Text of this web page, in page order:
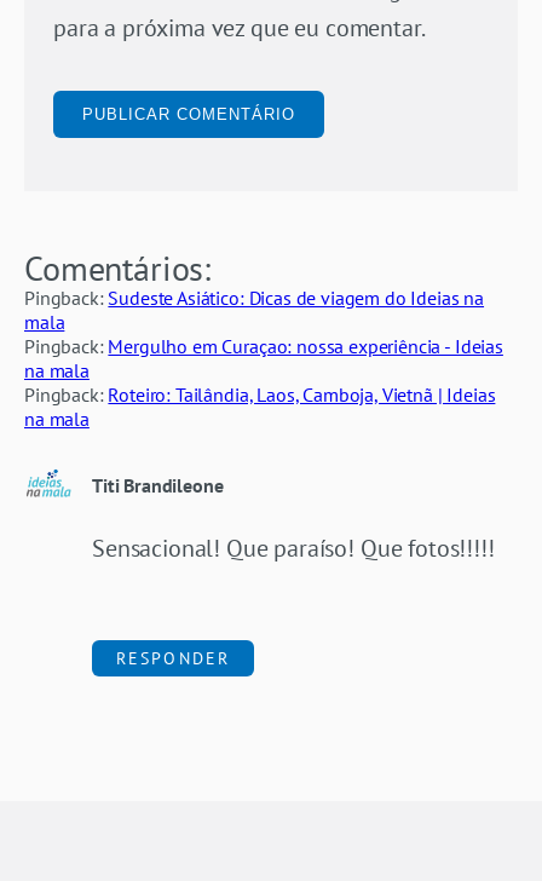
para a próxima vez que eu comentar.
Comentários:
Pingback: Sudeste Asiático: Dicas de viagem do Ideias na
mala
Pingback: Mergulho em Curaçao: nossa experiência - Ideias
na mala
Pingback: Roteiro: Tailândia, Laos, Camboja, Vietnã | Ideias
na mala
Titi Brandileone
Sensacional! Que paraíso! Que fotos!!!!!
RESPONDER